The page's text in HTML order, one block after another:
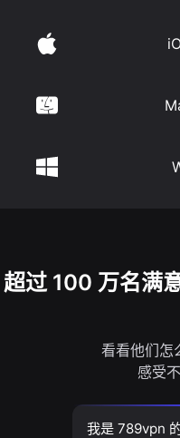
超过 100 万名满
看看他们怎
感受
我是 789vpn